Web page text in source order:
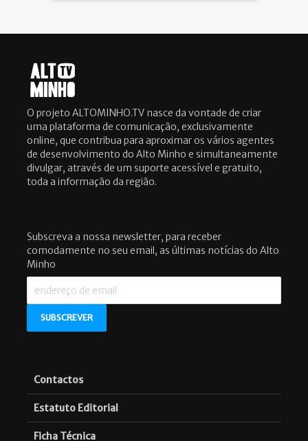
O projeto ALTOMINHO.TV nasce da vontade de criar
uma plataforma de comunicação, exclusivamente
online, que contribua para aproximar os vários agentes
de desenvolvimento do Alto Minho e simultaneamente
divulgar, através de um suporte acessível e gratuito,
toda a informação da região.
Subscreva a nossa newsletter, para receber
comodamente no seu email, as últimas notícias do Alto
Minho
Contactos
Estatuto Editorial
Ficha Técnica